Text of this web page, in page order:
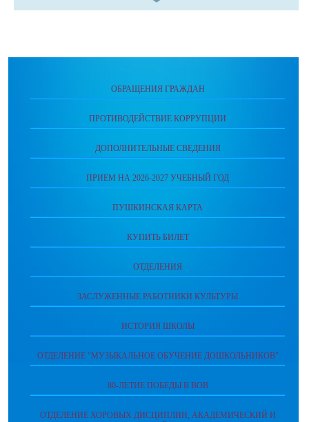
ОБРАЩЕНИЯ ГРАЖДАН
ПРОТИВОДЕЙСТВИЕ КОРРУПЦИИ
ДОПОЛНИТЕЛЬНЫЕ СВЕДЕНИЯ
ПРИЕМ НА 2026-2027 УЧЕБНЫЙ ГОД
ПУШКИНСКАЯ КАРТА
КУПИТЬ БИЛЕТ
ОТДЕЛЕНИЯ
ЗАСЛУЖЕННЫЕ РАБОТНИКИ КУЛЬТУРЫ
ИСТОРИЯ ШКОЛЫ
ОТДЕЛЕНИЕ "МУЗЫКАЛЬНОЕ ОБУЧЕНИЕ ДОШКОЛЬНИКОВ"
80-ЛЕТИЕ ПОБЕДЫ В ВОВ
ОТДЕЛЕНИЕ ХОРОВЫХ ДИСЦИПЛИН, АКАДЕМИЧЕСКИЙ И